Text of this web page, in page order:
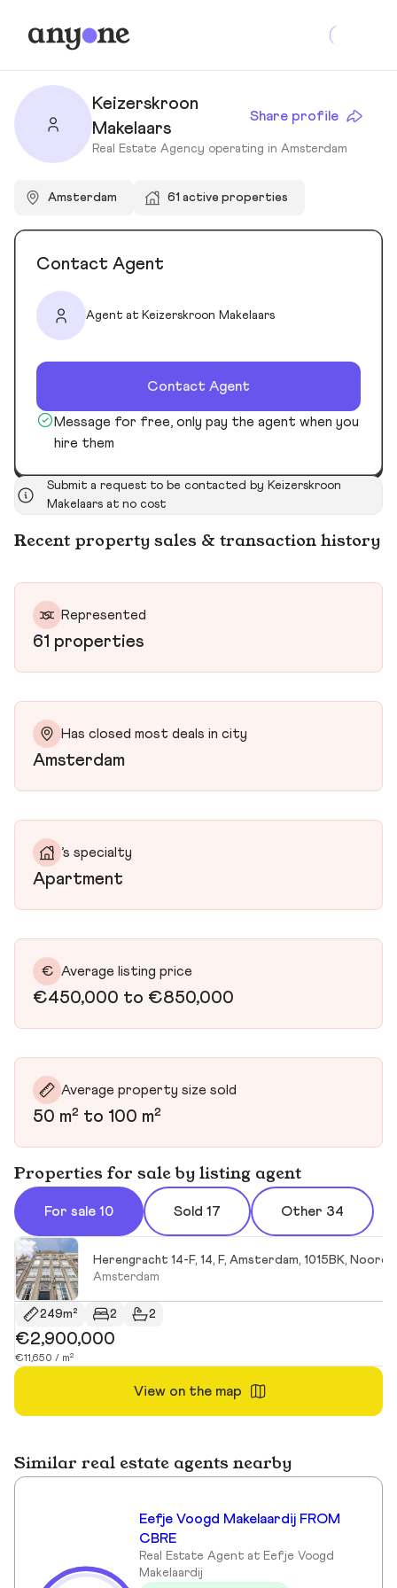
Keizerskroon
Makelaars
Share profile
Real Estate Agency operating in Amsterdam
Amsterdam 61 active properties
Contact Agent
Agent at Keizerskroon Makelaars
Contact Agent
Message for free, only pay the agent when you
hire them
Submit a request to be contacted by Keizerskroon
Makelaars at no cost
Recent property sales & transaction history
Represented
61 properties
Has closed most deals in city
Amsterdam
’s specialty
Apartment
€ Average listing price
€450,000 to €850,000
Average property size sold
50 m² to 100 m²
Properties for sale by listing agent
For sale 10 Sold 17 Other 34
Herengracht 14-F, 14, F, Amsterdam, 1015BK,
Amsterdam
249m² 2 2
€2,900,000
€11,650 / m²
View on the map
Similar real estate agents nearby
Eefje Voogd Makelaardij FROM
CBRE
Real Estate Agent at Eefje Voogd
Makelaardij